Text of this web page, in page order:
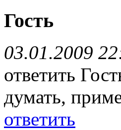
Гость
03.01.2009
ответить
думать,
ответить